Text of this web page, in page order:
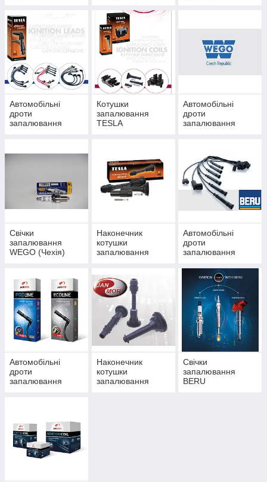
Автомобільні
дроти
запалювання
Котушки
запалювання
TESLA
Автомобільні
дроти
запалювання
Свічки
запалювання
WEGO (Чехія)
Наконечник
котушки
запалювання
Автомобільні
дроти
запалювання
Автомобільні
дроти
запалювання
Наконечник
котушки
запалювання
Свічки
запалювання
BERU